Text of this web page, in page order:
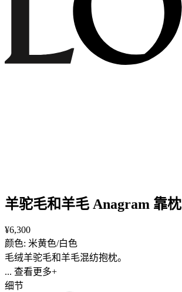
羊驼毛和羊毛 Anagram 靠枕
¥6,300
颜色: 米黄色/白色
毛绒羊驼毛和羊毛混纺抱枕。
... 查看更多+
细节